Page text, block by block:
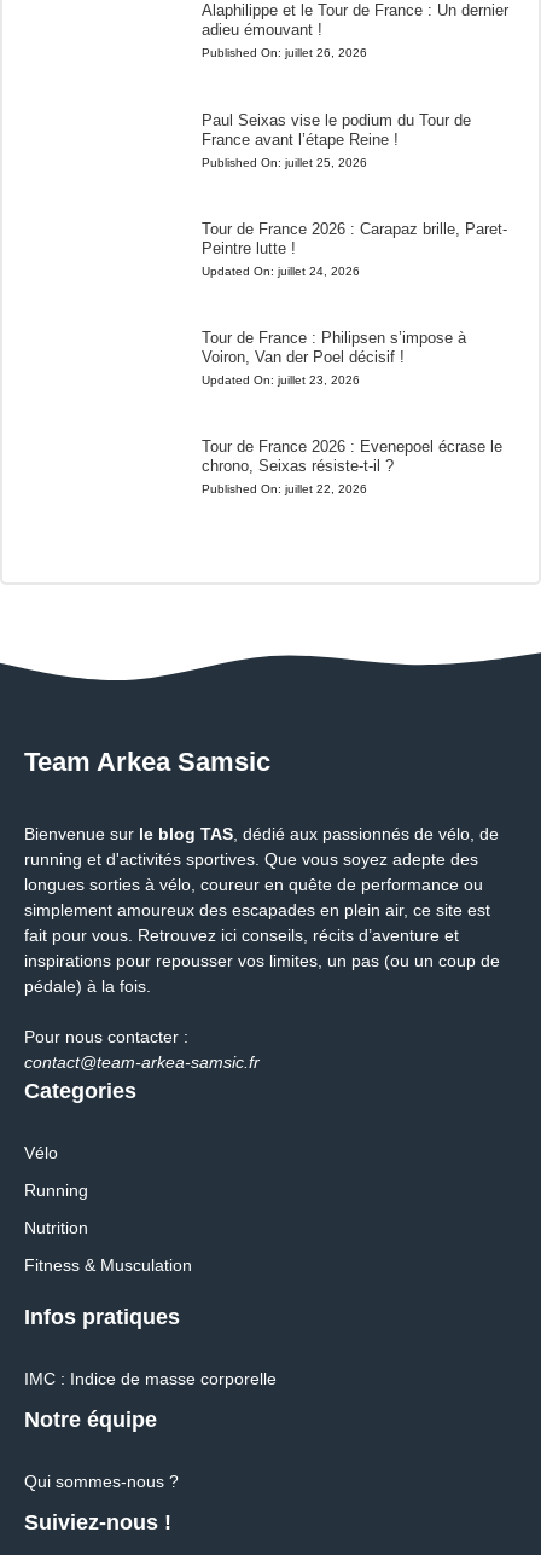
Alaphilippe et le Tour de France : Un dernier
adieu émouvant !
Published On: juillet 26, 2026
Paul Seixas vise le podium du Tour de
France avant l’étape Reine !
Published On: juillet 25, 2026
Tour de France 2026 : Carapaz brille, Paret-
Peintre lutte !
Updated On: juillet 24, 2026
Tour de France : Philipsen s’impose à
Voiron, Van der Poel décisif !
Updated On: juillet 23, 2026
Tour de France 2026 : Evenepoel écrase le
chrono, Seixas résiste-t-il ?
Published On: juillet 22, 2026
Team Arkea Samsic
Bienvenue sur le blog TAS , dédié aux passionnés de vélo, de
running et d'activités sportives. Que vous soyez adepte des
longues sorties à vélo, coureur en quête de performance ou
simplement amoureux des escapades en plein air, ce site est
fait pour vous. Retrouvez ici conseils, récits d’aventure et
inspirations pour repousser vos limites, un pas (ou un coup de
pédale) à la fois.
Pour nous contacter :
contact@team-arkea-samsic.fr
Categories
Vélo
Running
Nutrition
Fitness & Musculation
Infos pratiques
IMC : Indice de masse corporelle
Notre équipe
Qui sommes-nous ?
Suiviez-nous !